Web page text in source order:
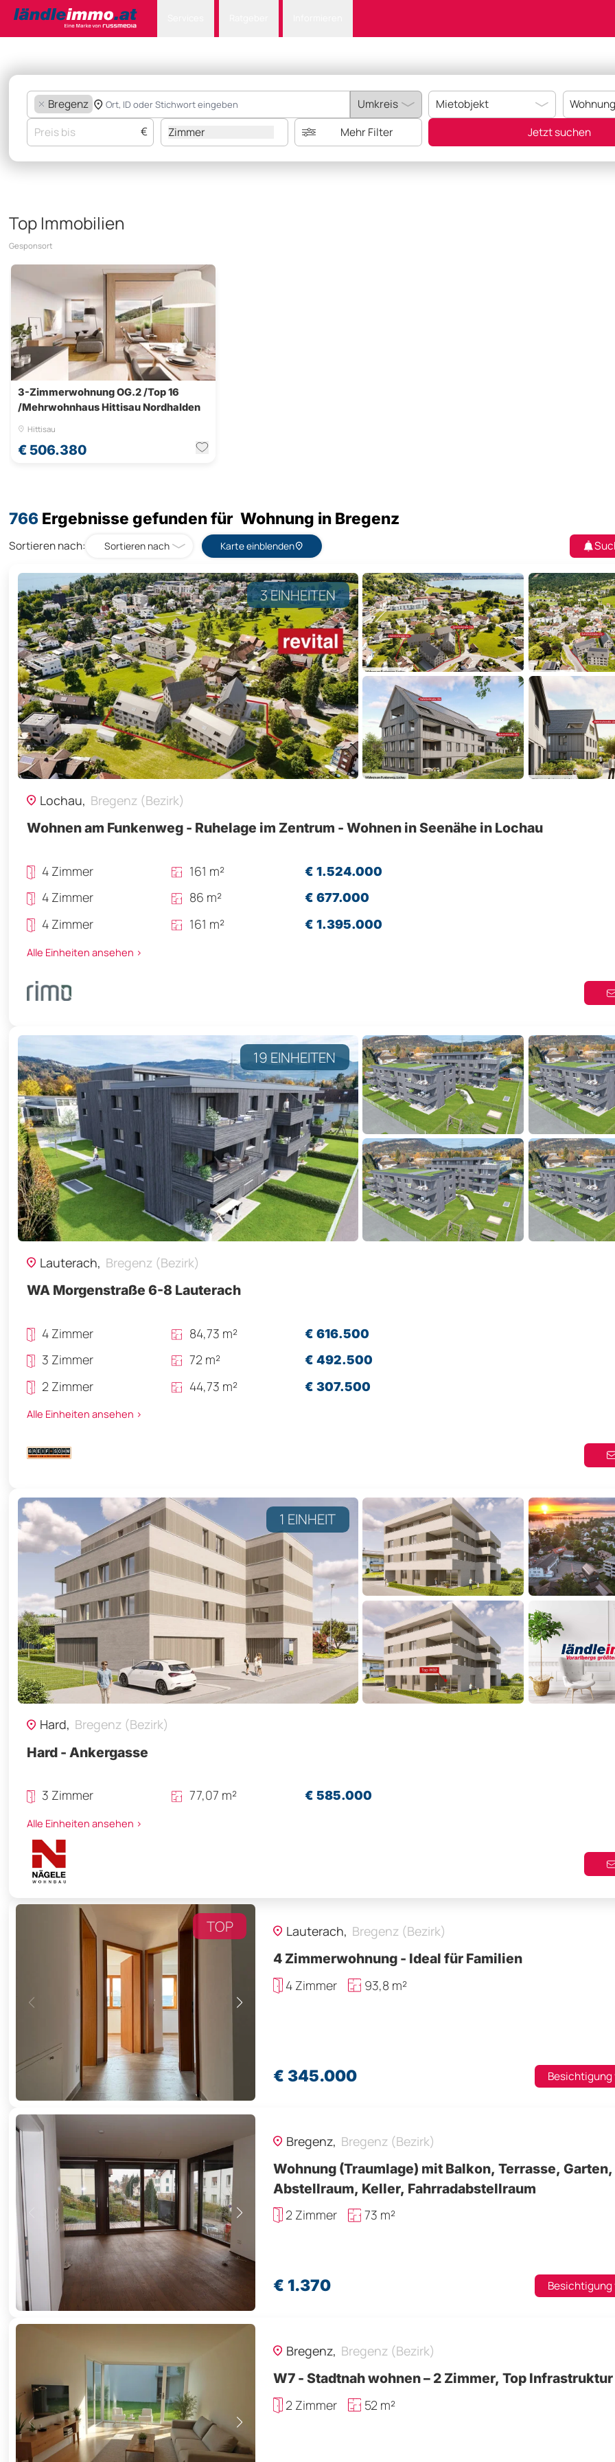
Bregenz
€
Zimmer Mehr Filter Jetzt suchen
Top Immobilien
Gesponsort
3-Zimmerwohnung OG.2 /Top 16
/Mehrwohnhaus Hittisau Nordhalden
Hittisau
€ 506.380
766 Ergebnisse gefunden für Wohnung in Bregenz
Sortieren nach: Sortieren nach Karte einblenden
3 EINHEITEN
Lochau, Bregenz (Bezirk)
Wohnen am Funkenweg - Ruhelage im Zentrum - Wohnen in Seenähe in Lochau
4 Zimmer 161 m² € 1.524.000
4 Zimmer 86 m² € 677.000
4 Zimmer 161 m² € 1.395.000
Alle Einheiten ansehen >
19 EINHEITEN
Lauterach, Bregenz (Bezirk)
WA Morgenstraße 6-8 Lauterach
4 Zimmer 84,73 m² € 616.500
3 Zimmer 72 m² € 492.500
2 Zimmer 44,73 m² € 307.500
Alle Einheiten ansehen >
1 EINHEIT
Hard, Bregenz (Bezirk)
Hard - Ankergasse
3 Zimmer 77,07 m² € 585.000
Alle Einheiten ansehen >
TOP Lauterach, Bregenz (Bezirk)
4 Zimmerwohnung - Ideal für Familien
4 Zimmer
93,8 m²
€ 345.000
Bregenz, Bregenz (Bezirk)
Wohnung (Traumlage) mit Balkon, Terrasse, Garten,
Abstellraum, Keller, Fahrradabstellraum
2 Zimmer
73 m²
€ 1.370
Bregenz, Bregenz (Bezirk)
W7 - Stadtnah wohnen – 2 Zimmer, Top Infrastruktur
2 Zimmer
52 m²